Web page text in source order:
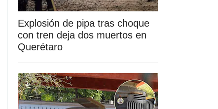
Explosión de pipa tras choque
con tren deja dos muertos en
Querétaro